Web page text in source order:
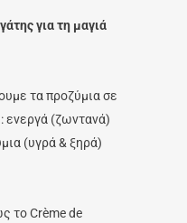
για τη μαγιά
τα προζύμια σε
ενεργά (ζωντανά)
(υγρά & ξηρά)
το Crème de